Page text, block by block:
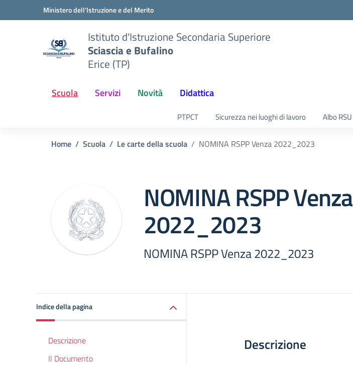
Vai ai contenuti
Vai al menu di navigazioneMinistero dell'Istruzione e del Merito
Istituto d'Istruzione Secondaria Superiore
Sciascia e Bufalino
Erice (TP)
Scuola Servizi Novità Didattica
PTPCT Sicurezza nei luoghi di lavoro Albo RSU
Home Scuola Le carte della scuola NOMINA RSPP Venza 2022_2023
NOMINA RSPP Venza
2022_2023
NOMINA RSPP Venza 2022_2023
Indice della pagina
Descrizione
Il Documento
Descrizione